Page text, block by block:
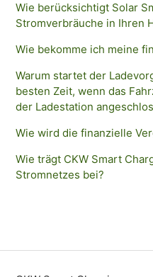
Wie berücksichtigt Solar
Stromverbräuche in Ihren
Wie bekomme ich meine
Warum startet der
besten Zeit, wenn das
der Ladestation
Wie wird die finanzielle
Wie trägt CKW Smart
Stromnetzes bei?